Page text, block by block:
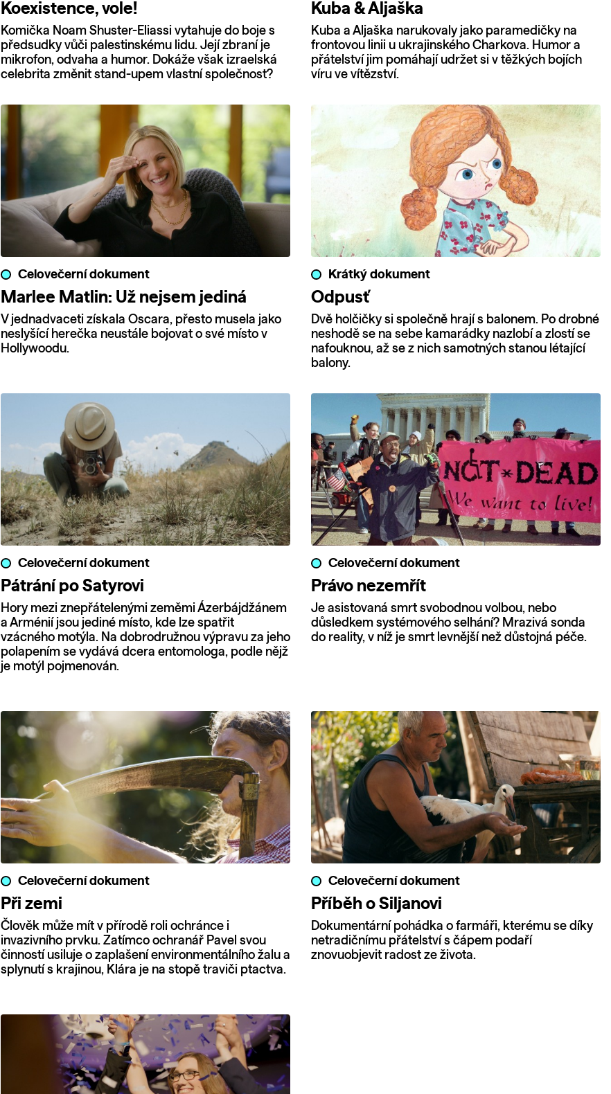
Koexistence, vole!
Komička Noam Shuster-Eliassi vytahuje do boje s
předsudky vůči palestinskému lidu. Její zbraní je
mikrofon, odvaha a humor. Dokáže však izraelská
celebrita změnit stand-upem vlastní společnost?
Kuba & Aljaška
Kuba a Aljaška narukovaly jako paramedičky na
frontovou linii u ukrajinského Charkova. Humor a
přátelství jim pomáhají udržet si v těžkých bojích
víru ve vítězství.
Celovečerní dokument
Marlee Matlin: Už nejsem jediná
V jednadvaceti získala Oscara, přesto musela jako
neslyšící herečka neustále bojovat o své místo v
Hollywoodu.
Krátký dokument
Odpusť
Dvě holčičky si společně hrají s balonem. Po drobné
neshodě se na sebe kamarádky nazlobí a zlostí se
nafouknou, až se z nich samotných stanou létající
balony.
Celovečerní dokument
Pátrání po Satyrovi
Hory mezi znepřátelenými zeměmi Ázerbájdžánem
a Arménií jsou jediné místo, kde lze spatřit
vzácného motýla. Na dobrodružnou výpravu za jeho
polapením se vydává dcera entomologa, podle nějž
je motýl pojmenován.
Celovečerní dokument
Právo nezemřít
Je asistovaná smrt svobodnou volbou, nebo
důsledkem systémového selhání? Mrazivá sonda
do reality, v níž je smrt levnější než důstojná péče.
Celovečerní dokument
Při zemi
Člověk může mít v přírodě roli ochránce i
invazivního prvku. Zatímco ochranář Pavel svou
činností usiluje o zaplašení environmentálního žalu a
splynutí s krajinou, Klára je na stopě traviči ptactva.
Celovečerní dokument
Příběh o Siljanovi
Dokumentární pohádka o farmáři, kterému se díky
netradičnímu přátelství s čápem podaří
znovuobjevit radost ze života.